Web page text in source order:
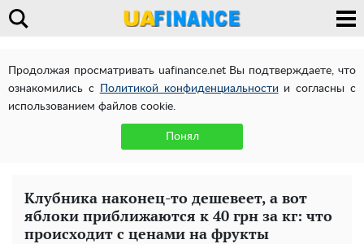
Продолжая просматривать uafinance.net Вы подтверждаете, что
ознакомились с
Политикой конфиденциальности и согласны с
использованием файлов cookie.
Понял
Клубника наконец-то дешевеет, а вот
яблоки приближаются к 40 грн за кг: что
происходит с ценами на фрукты